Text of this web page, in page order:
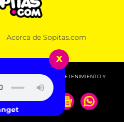
Acerca de Sopitas.com
DEPORTES, ENTRETENIMIENTO Y
x